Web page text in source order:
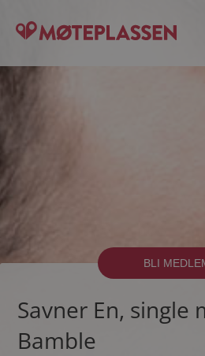
BLI
Savner En, single
Bamble